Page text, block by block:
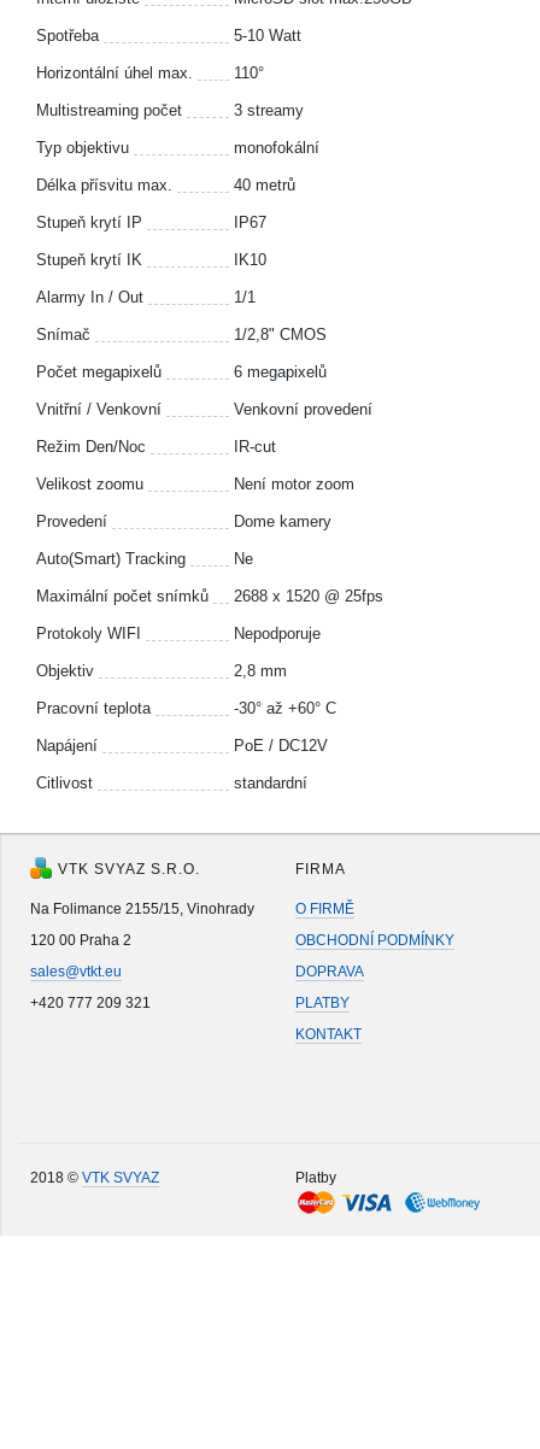
Spotřeba 5-10 Watt
Horizontální úhel max. 110°
Multistreaming počet 3 streamy
Typ objektivu monofokální
Délka přísvitu max. 40 metrů
Stupeň krytí IP IP67
Stupeň krytí IK IK10
Alarmy In / Out 1/1
Snímač 1/2,8" CMOS
Počet megapixelů 6 megapixelů
Vnitřní / Venkovní Venkovní provedení
Režim Den/Noc IR-cut
Velikost zoomu Není motor zoom
Provedení Dome kamery
Auto(Smart) Tracking Ne
Maximální počet snímků 2688 x 1520 @ 25fps
Protokoly WIFI Nepodporuje
Objektiv 2,8 mm
Pracovní teplota -30° až +60° C
Napájení PoE / DC12V
Citlivost standardní
VTK SVYAZ S.R.O.
Na Folimance 2155/15, Vinohrady
120 00 Praha 2
sales@vtkt.eu
+420 777 209 321
FIRMA
O FIRMĚ
OBCHODNÍ PODMÍNKY
DOPRAVA
PLATBY
KONTAKT
2018 © VTK SVYAZ Platby